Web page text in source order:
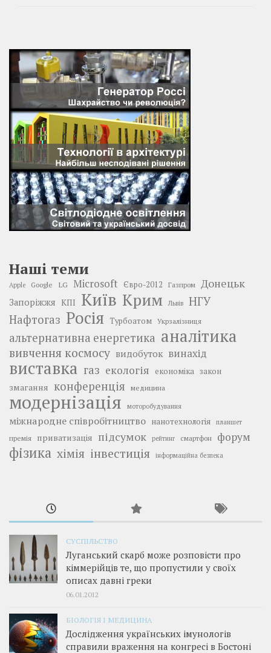
Наші теми
Apple Google LG Microsoft Євро-2012 Газпром Донецьк
Запоріжжя КПІ Київ Крим Львів
НГУ
Нафтогаз Росія Турбоатом Укрзалізниця
альтернативна енергетика аналітика
вивчення космосу видобуток винахід
виставка газ екологія економіка закон
змагання конференція медицина
модернізація моторобудування
міжнародне співробітництво нанотехнологія планшет
премія приватизація підсумок рейтинг смартфон форум
фізика хімія інвестиція інформаційна безпека
СУСПІЛЬСТВО
Луганський скарб може розповісти про
кіммерійців те, що пропустили у своїх
описах давні греки
06.01.2012
БІОЛОГІЯ І МЕДИЦИНА
Дослідження українських імунологів
справили враження на конгресі в Бостоні